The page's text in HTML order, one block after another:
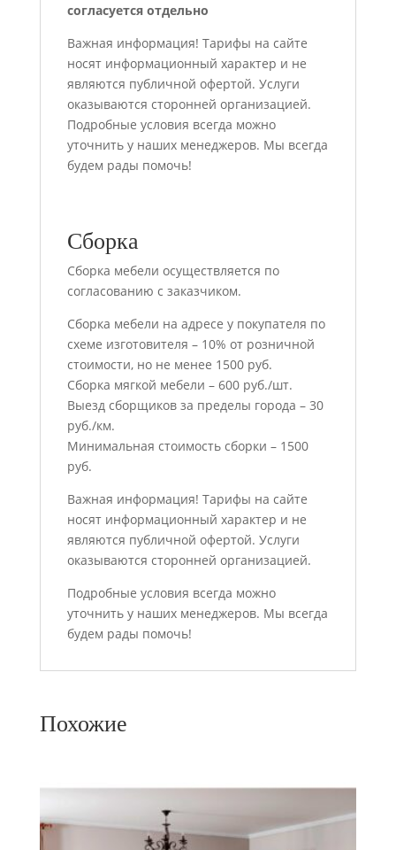
согласуется отдельно
Важная информация! Тарифы на сайте
носят информационный характер и не
являются публичной офертой. Услуги
оказываются сторонней организацией.
Подробные условия всегда можно
уточнить у наших менеджеров. Мы всегда
будем рады помочь!
Сборка
Сборка мебели осуществляется по
согласованию с заказчиком.
Сборка мебели на адресе у покупателя по
схеме изготовителя – 10% от розничной
стоимости, но не менее 1500 руб.
Сборка мягкой мебели – 600 руб./шт.
Выезд сборщиков за пределы города – 30
руб./км.
Минимальная стоимость сборки – 1500
руб.
Важная информация! Тарифы на сайте
носят информационный характер и не
являются публичной офертой. Услуги
оказываются сторонней организацией.
Подробные условия всегда можно
уточнить у наших менеджеров. Мы всегда
будем рады помочь!
Похожие